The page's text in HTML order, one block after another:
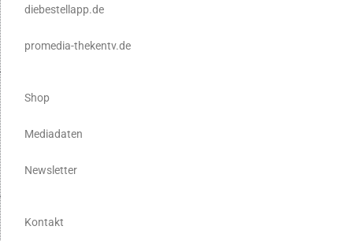
diebestellapp.de
promedia-thekentv.de
Shop
Mediadaten
Newsletter
Kontakt